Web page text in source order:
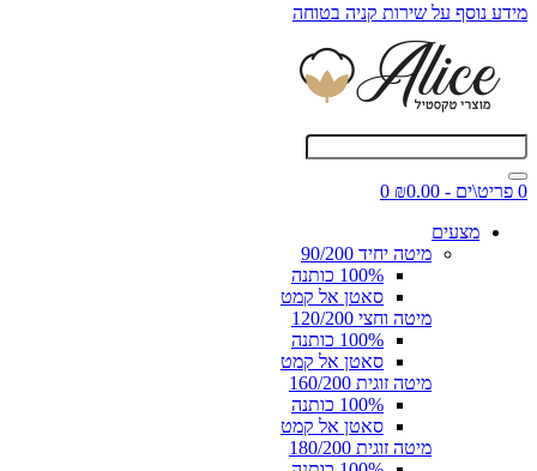
מידע נוסף על שירות קניה בטוחה
0 פריט\ים - ₪0.00
0
מצעים
מיטה יחיד 90/200
100% כותנה
סאטן אל קמט
מיטה וחצי 120/200
100% כותנה
סאטן אל קמט
מיטה זוגית 160/200
100% כותנה
סאטן אל קמט
מיטה זוגית 180/200